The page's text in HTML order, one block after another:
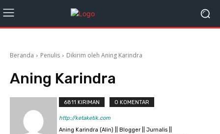
Beranda Penulis Dikirim oleh Aning Karindra
Aning Karindra
6811 KIRIMAN 0 KOMENTAR
http://ketaketik.com
Aning Karindra (Alin) || Blogger || Jurnalis ||